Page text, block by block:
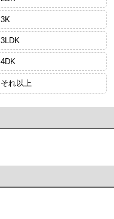
3K
3LDK
4DK
それ以上